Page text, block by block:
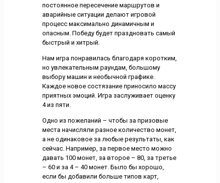
постоянное пересечение маршрутов и
аварийные ситуации делают игровой
процесс максимально динамичным и
опасным. Победу будет праздновать самый
быстрый и хитрый.
Нам игра понравилась благодаря коротким,
но увлекательным раундам, большому
выбору машин и необычной графике.
Каждое новое состязание приносило массу
приятных эмоций. Игра заслуживает оценку
4 из пяти.
Одно из пожеланий – чтобы за призовые
места начисляли разное количество монет,
а не одинаковое за любые результаты, как
сейчас. Например, за первое место можно
давать 100 монет, за второе – 80, за третье
– 60 и за 4 – 40 монет. Было бы хорошо,
если бы добавили больше типов карт,